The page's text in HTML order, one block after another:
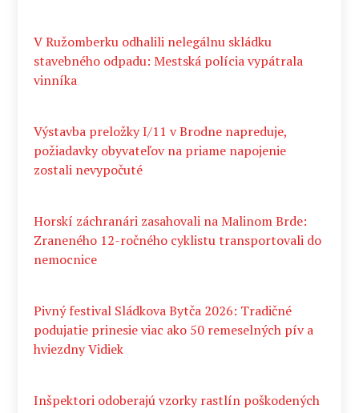
V Ružomberku odhalili nelegálnu skládku
stavebného odpadu: Mestská polícia vypátrala
vinníka
Výstavba preložky I/11 v Brodne napreduje,
požiadavky obyvateľov na priame napojenie
zostali nevypočuté
Horskí záchranári zasahovali na Malinom Brde:
Zraneného 12-ročného cyklistu transportovali do
nemocnice
Pivný festival Sládkova Bytča 2026: Tradičné
podujatie prinesie viac ako 50 remeselných pív a
hviezdny Vidiek
Inšpektori odoberajú vzorky rastlín poškodených